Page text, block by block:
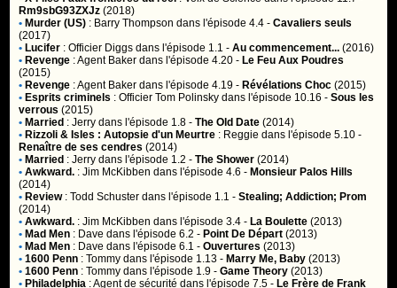
Rm9sbG93ZXJz (2018)
• Murder (US) : Barry Thompson dans l'épisode 4.4 -Cavaliers seuls
(2017)
• Lucifer :Officier Diggs dans l'épisode 1.1 -Au commencement... (2016)
• Revenge :Agent Baker dans l'épisode 4.20 - Le Feu Aux Poudres
(2015)
• Revenge :Agent Baker dans l'épisode 4.19 - Révélations Choc (2015)
• Esprits criminels :Officier Tom Polinsky dans l'épisode 10.16 -Sous les
verrous (2015)
• Married :Jerry dans l'épisode 1.8 -The Old Date (2014)
• Rizzoli & Isles : Autopsie d'un Meurtre : Reggie dans l'épisode 5.10 -
Renaître de ses cendres (2014)
• Married :Jerry dans l'épisode 1.2 -The Shower (2014)
• Awkward. :Jim McKibben dans l'épisode 4.6 - Monsieur Palos Hills
(2014)
• Review:Todd Schuster dans l'épisode 1.1 -Stealing; Addiction; Prom
(2014)
• Awkward. :Jim McKibben dans l'épisode 3.4 - La Boulette (2013)
• Mad Men : Dave dans l'épisode 6.2 - Point De Départ (2013)
• Mad Men : Dave dans l'épisode 6.1 -Ouvertures (2013)
• 1600 Penn :Tommy dans l'épisode 1.13 - Marry Me, Baby (2013)
• 1600 Penn :Tommy dans l'épisode 1.9 -Game Theory (2013)
• Philadelphia :Agent de sécurité dans l'épisode 7.5 - Le Frère de Frank